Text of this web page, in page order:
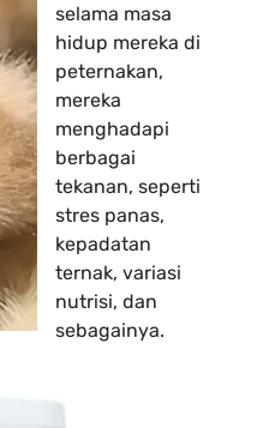
selama masa
hidup mereka di
peternakan,
mereka
menghadapi
berbagai
tekanan, seperti
stres panas,
kepadatan
ternak, variasi
nutrisi, dan
sebagainya.